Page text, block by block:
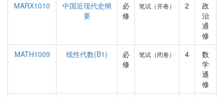
MARX1010
中国近现代史纲
要
必
修
笔试（开卷） 2
政
治
通
修
MATH1009
线性代数(B1)
必
修
笔试（闭卷） 4
数
学
通
修